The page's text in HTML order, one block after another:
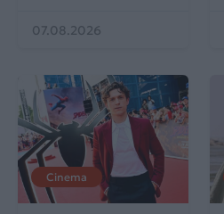
07.08.2026
Cinema